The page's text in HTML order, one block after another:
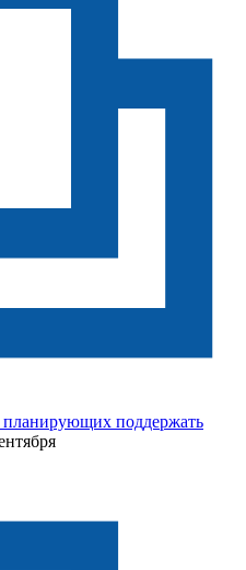
поддержать